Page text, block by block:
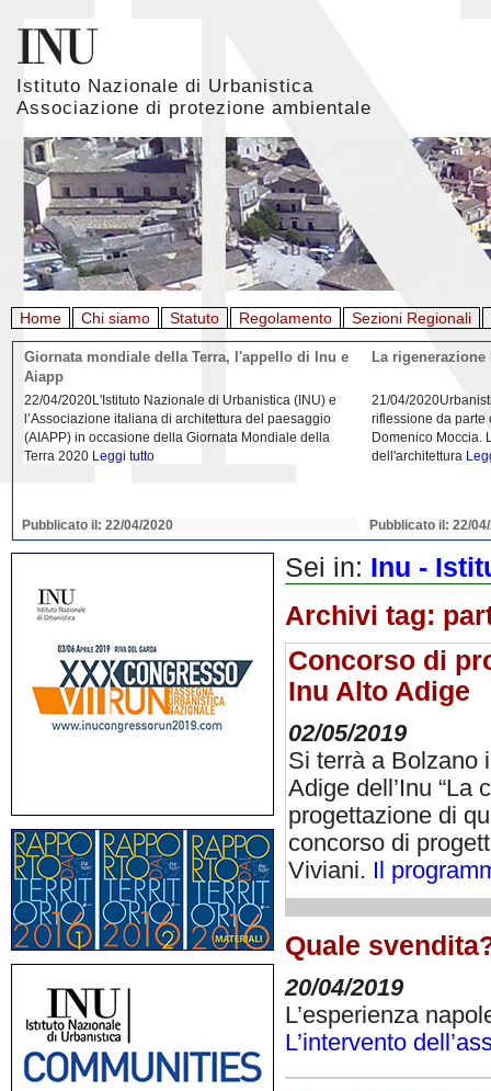
Istituto Nazionale di Urbanistica
Associazione di protezione ambientale
Home Chi siamo Statuto Regolamento Sezioni Regionali
Giornata mondiale della Terra, l'appello di Inu e
Aiapp
22/04/2020L'Istituto Nazionale di Urbanistica (INU) e
l’Associazione italiana di architettura del paesaggio
(AIAPP) in occasione della Giornata Mondiale della
Terra 2020 Leggi tutto
Pubblicato il: 22/04/2020
La
21/04/
riflessione da parte
Domenico Moccia.
dell'architettura
Pubblicato il: 22/
Sei in: Inu -
Archivi tag:
Concorso di
Inu Alto Adige
02/05/2019
Si terrà a Bolzano
Adige dell’Inu “La
progettazione di
concorso di
Viviani. Il
Quale
20/04/2019
L’esperienza
L’intervento